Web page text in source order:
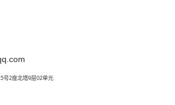
号2座北塔9层02单元